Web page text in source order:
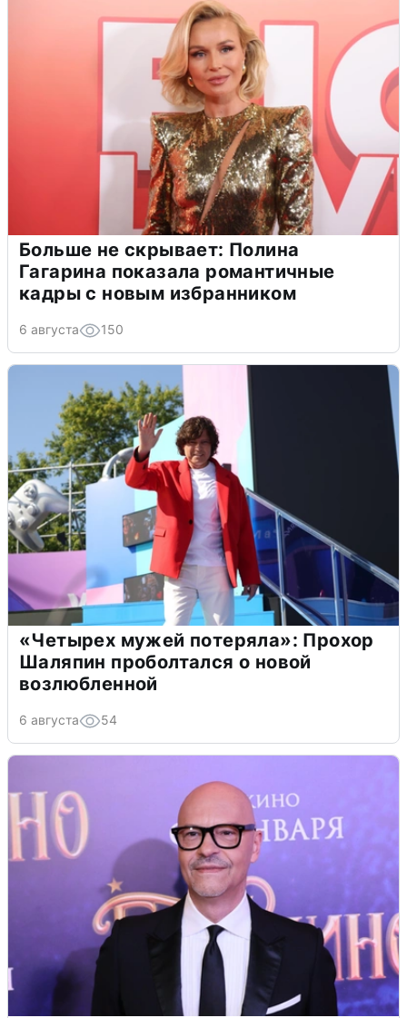
Больше не скрывает: Полина
Гагарина показала романтичные
кадры с новым избранником
6 августа 150
«Четырех мужей потеряла»: Прохор
Шаляпин проболтался о новой
возлюбленной
6 августа 54